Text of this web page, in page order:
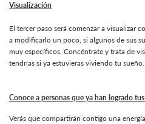
Visualización
El tercer paso será comenzar a visualizar
a modificarlo un poco, si algunos de sus
muy específicos. Concéntrate y trata de
tendrías si ya estuvieras viviendo tu sueño.
Conoce a personas que ya han logrado
Verás que compartirán contigo una